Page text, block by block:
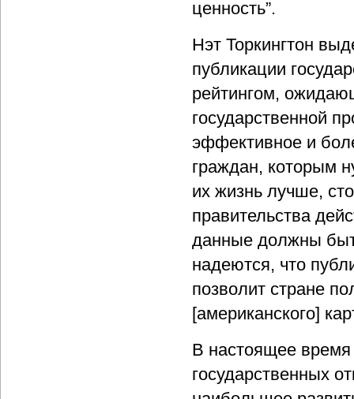
ценность”.
Нэт Торкингтон
публикации
рейтингом,
государственной
эффективное и
граждан, которым
их жизнь лучше,
правительства
данные должны
надеются, что
позволит стране
[американского]
В настоящее
государственных